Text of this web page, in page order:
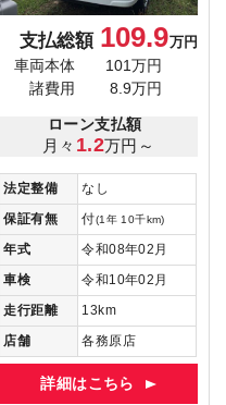
支払総額 109.9万円
車両本体
101万円
諸費用
8.9万円
ローン支払額
月々 1.2万円～
法定整備
なし
保証有無
付(1年 10千km)
年式
令和08年02月
車検
令和10年02月
走行距離
13km
店舗
各務原店
詳細はこちら